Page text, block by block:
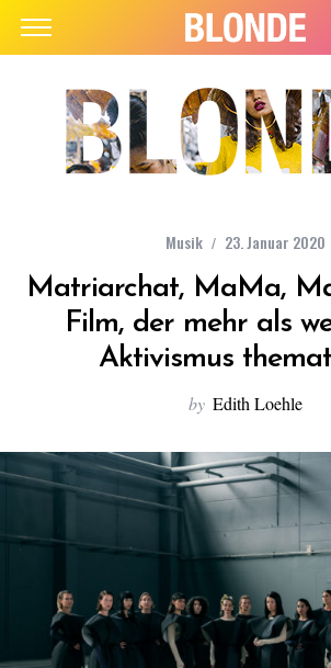
Musik 23. Januar 2020
Matriarchat, MaMa,
Film, der mehr als
Aktivismus
by Edith Loehle